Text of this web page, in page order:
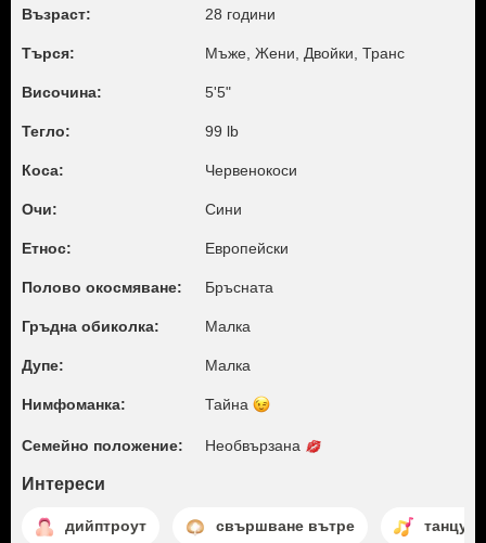
Възраст: 28 години
Търся: Мъже, Жени, Двойки, Транс
Височина: 5'5"
Тегло: 99 lb
Коса: Червенокоси
Очи: Сини
Етнос: Европейски
Полово окосмяване: Бръсната
Гръдна обиколка: Малкa
Дупе: Малкa
Нимфоманка: Тайна
Семейно положение: Необвързана
Интереси
дийптроут свършване вътре